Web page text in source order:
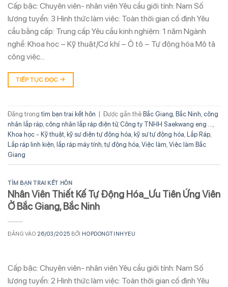
Cấp bậc: Chuyên viên- nhân viên Yêu cầu giới tính: Nam Số
lượng tuyển: 3 Hình thức làm việc: Toàn thời gian cố định Yêu
cầu bằng cấp: Trung cấp Yêu cầu kinh nghiệm: 1 năm Ngành
nghề: Khoa học – Kỹ thuật/Cơ khí – Ô tô – Tự động hóa Mô tả
công việc…
TIẾP TỤC ĐỌC →
Đăng trong tìm bạn trai kết hôn Được gắn thẻ Bắc Giang Bắc Ninh công
nhân lắp ráp công nhân lắp ráp điện tử, Công ty TNHH Saekwang eng ...
Khoa học - Kỹ thuật kỹ sư điện tự động hóa kỹ sư tự động hóa Lắp Ráp
Lắp ráp linh kiện
lắp ráp máy tính tự động hóa Việc làm Việc làm Bắc
Giang
TÌM BẠN TRAI KẾT HÔN
Nhân Viên Thiết Kế Tự Động Hóa_Ưu Tiên Ứng Viên
Ở Bắc Giang, Bắc Ninh
ĐĂNG VÀO 26/03/2025 BỞI HOPDONGTINHYEU
Cấp bậc: Chuyên viên- nhân viên Yêu cầu giới tính: Nam Số
lượng tuyển: 2 Hình thức làm việc: Toàn thời gian cố định Yêu